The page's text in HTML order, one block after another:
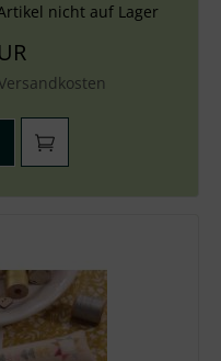
nicht auf Lager